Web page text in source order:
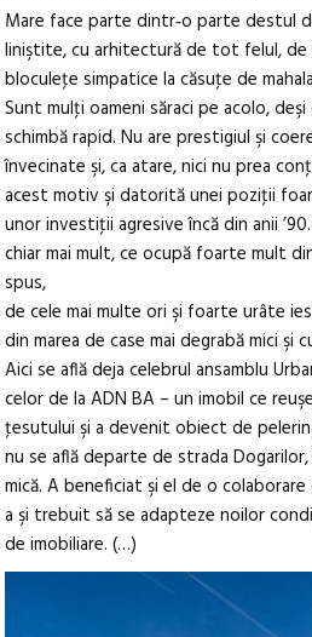
Mare face parte dintr‑o parte destul
liniştite, cu arhitectură de tot felul, de
bloculeţe simpatice la căsuţe de
Sunt mulţi oameni săraci pe acolo,
schimbă rapid. Nu are prestigiul şi
învecinate şi, ca atare, nici nu prea
acest motiv şi datorită unei poziţii
unor investiţii agresive încă din anii
chiar mai mult, ce ocupă foarte mult
spus,
de cele mai multe ori şi foarte urâte
din marea de case mai degrabă mici şi
Aici se află deja celebrul ansamblu
celor de la ADN BA – un imobil ce
ţesutului şi a devenit obiect de
nu se află departe de strada
mică. A beneficiat şi el de o
a şi trebuit să se adapteze noilor
de imobiliare. (…)